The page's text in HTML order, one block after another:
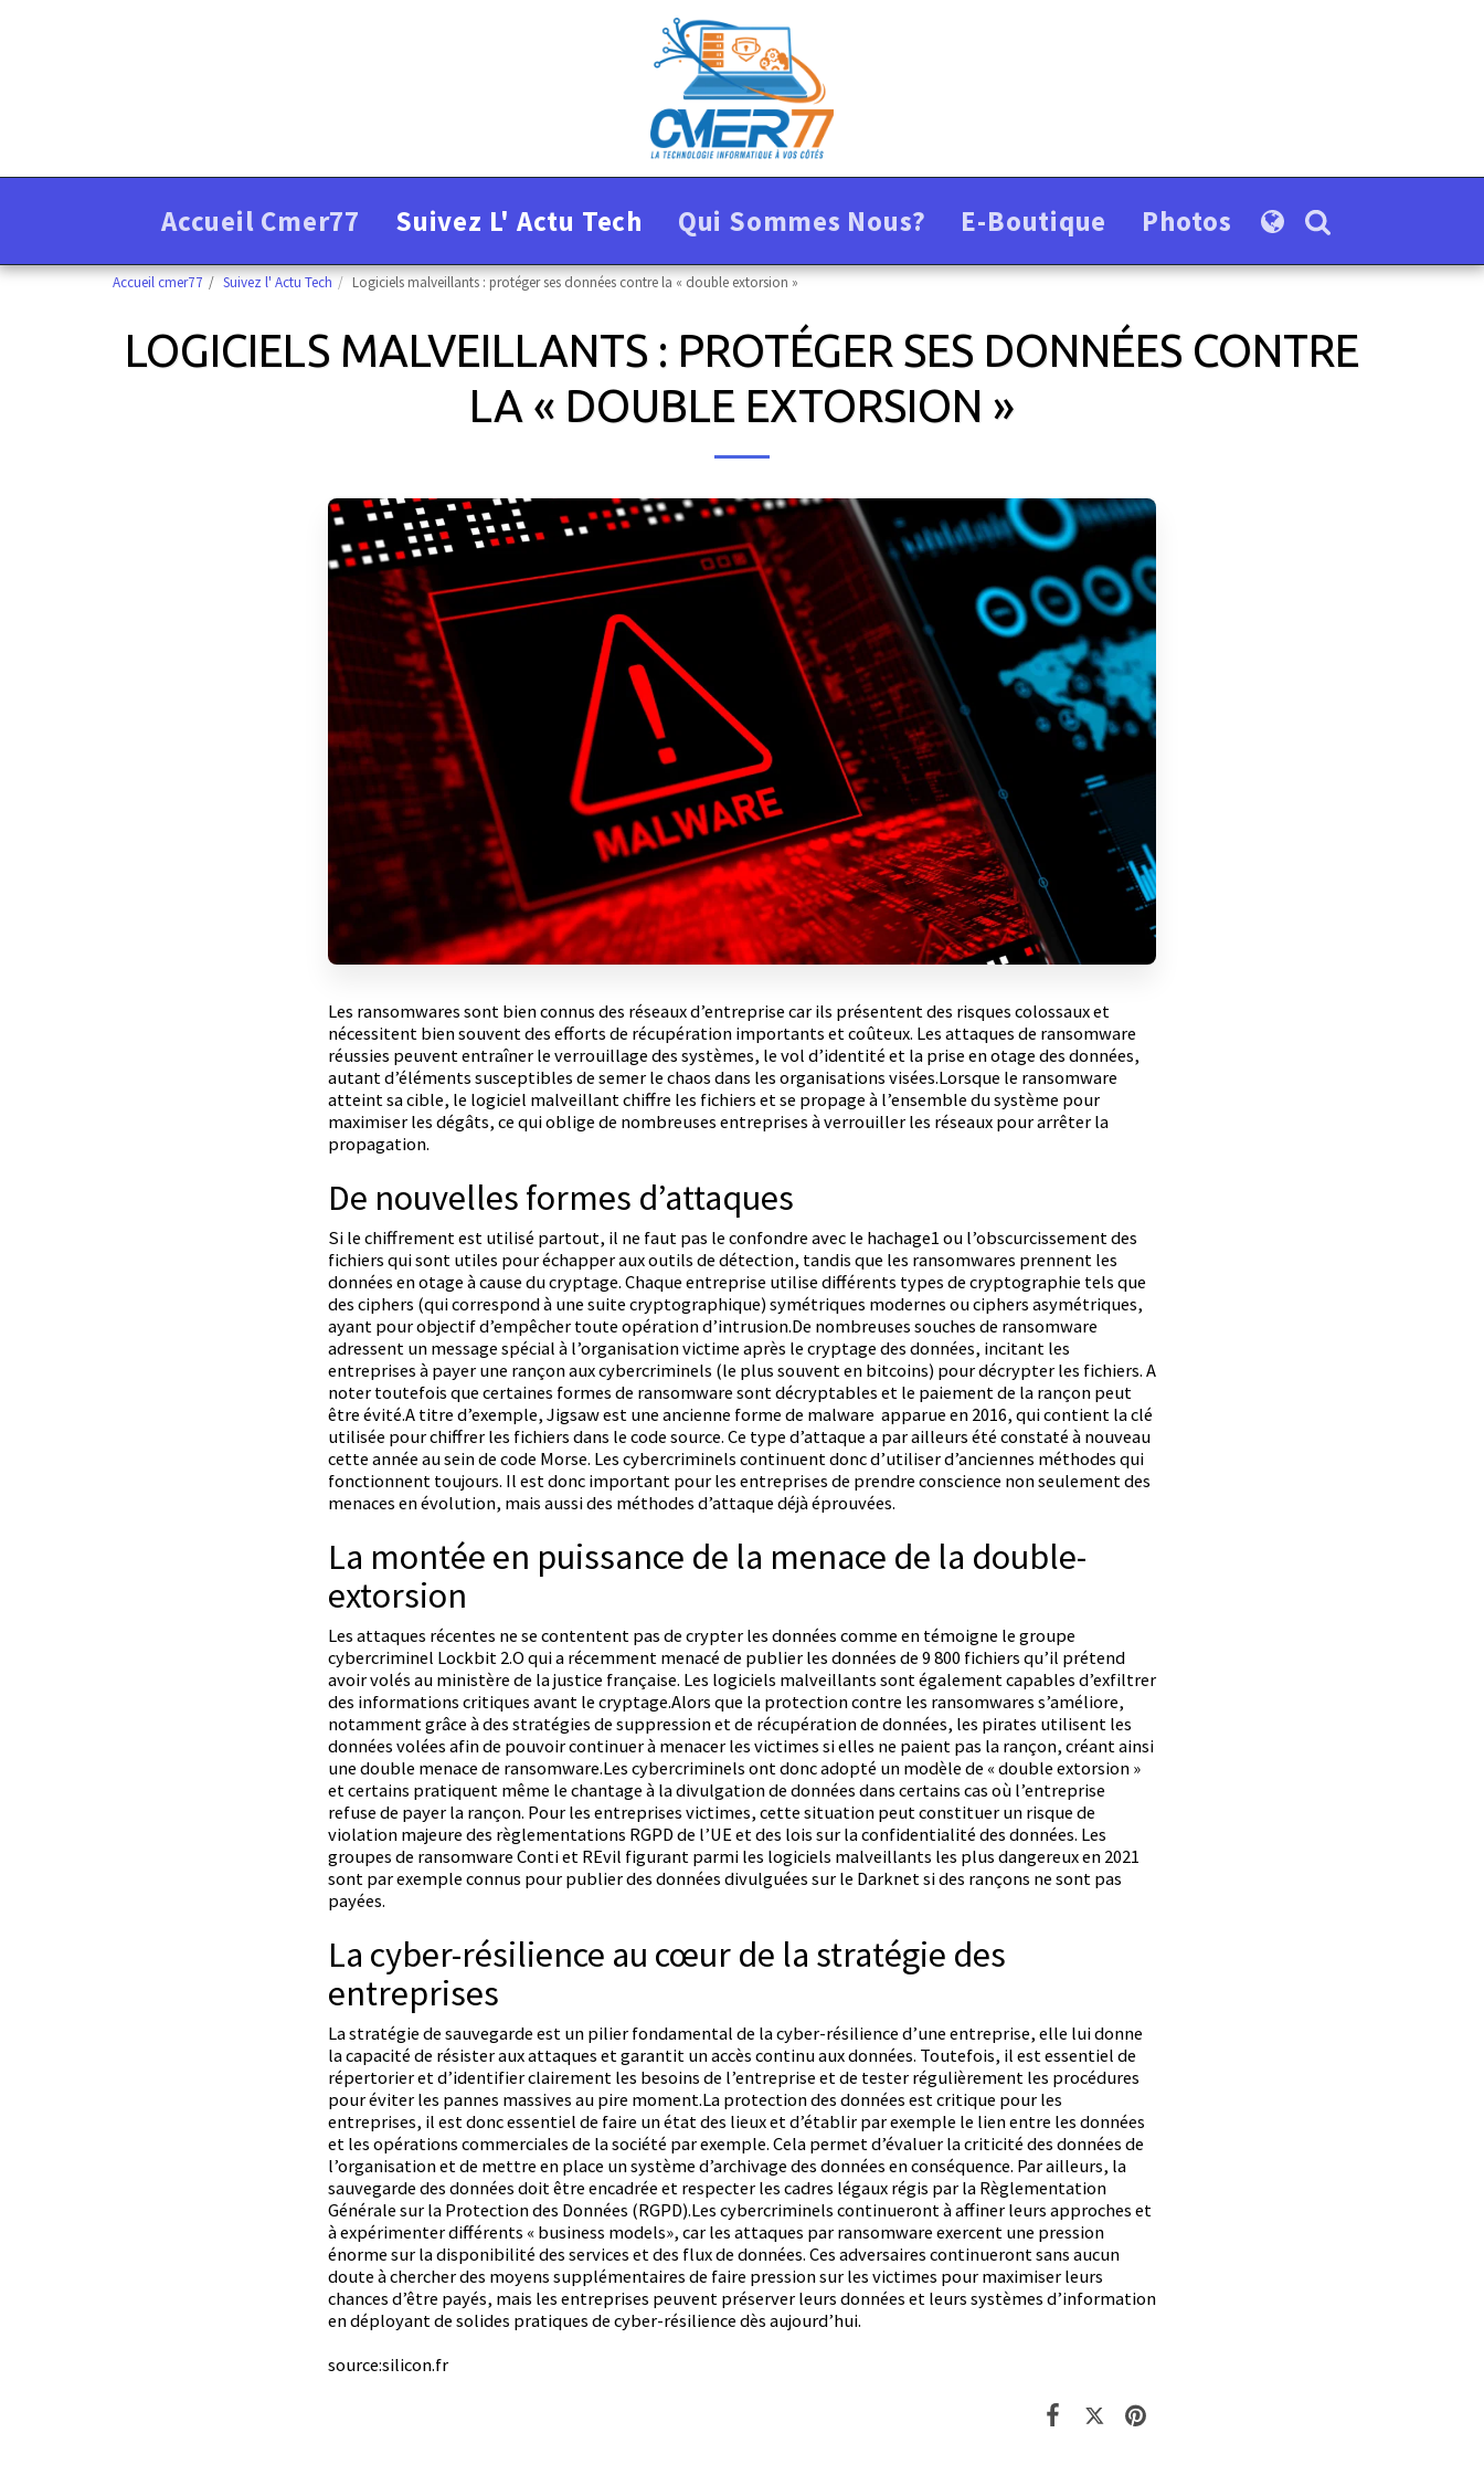
Accueil Cmer77 Suivez L' Actu Tech Qui Sommes Nous? E-Boutique Photos
Accueil cmer77 Suivez l' Actu Tech Logiciels malveillants : protéger ses données contre la « double extorsion »
LOGICIELS MALVEILLANTS : PROTÉGER SES DONNÉES CONTRE
LA « DOUBLE EXTORSION »
Les ransomwares sont bien connus des réseaux d’entreprise car ils présentent des risques colossaux et
nécessitent bien souvent des efforts de récupération importants et coûteux. Les attaques de ransomware
réussies peuvent entraîner le verrouillage des systèmes, le vol d’identité et la prise en otage des données,
autant d’éléments susceptibles de semer le chaos dans les organisations visées.Lorsque le ransomware
atteint sa cible, le logiciel malveillant chiffre les fichiers et se propage à l’ensemble du système pour
maximiser les dégâts, ce qui oblige de nombreuses entreprises à verrouiller les réseaux pour arrêter la
propagation.
De nouvelles formes d’attaques
Si le chiffrement est utilisé partout, il ne faut pas le confondre avec le hachage1 ou l’obscurcissement des
fichiers qui sont utiles pour échapper aux outils de détection, tandis que les ransomwares prennent les
données en otage à cause du cryptage. Chaque entreprise utilise différents types de cryptographie tels que
des ciphers (qui correspond à une suite cryptographique) symétriques modernes ou ciphers asymétriques,
ayant pour objectif d’empêcher toute opération d’intrusion.De nombreuses souches de ransomware
adressent un message spécial à l’organisation victime après le cryptage des données, incitant les
entreprises à payer une rançon aux cybercriminels (le plus souvent en bitcoins) pour décrypter les fichiers. A
noter toutefois que certaines formes de ransomware sont décryptables et le paiement de la rançon peut
être évité.A titre d’exemple, Jigsaw est une ancienne forme de malware apparue en 2016, qui contient la clé
utilisée pour chiffrer les fichiers dans le code source. Ce type d’attaque a par ailleurs été constaté à nouveau
cette année au sein de code Morse. Les cybercriminels continuent donc d’utiliser d’anciennes méthodes qui
fonctionnent toujours. Il est donc important pour les entreprises de prendre conscience non seulement des
menaces en évolution, mais aussi des méthodes d’attaque déjà éprouvées.
La montée en puissance de la menace de la double-
extorsion
Les attaques récentes ne se contentent pas de crypter les données comme en témoigne le groupe
cybercriminel Lockbit 2.O qui a récemment menacé de publier les données de 9 800 fichiers qu’il prétend
avoir volés au ministère de la justice française. Les logiciels malveillants sont également capables d’exfiltrer
des informations critiques avant le cryptage.Alors que la protection contre les ransomwares s’améliore,
notamment grâce à des stratégies de suppression et de récupération de données, les pirates utilisent les
données volées afin de pouvoir continuer à menacer les victimes si elles ne paient pas la rançon, créant ainsi
une double menace de ransomware.Les cybercriminels ont donc adopté un modèle de « double extorsion »
et certains pratiquent même le chantage à la divulgation de données dans certains cas où l’entreprise
refuse de payer la rançon. Pour les entreprises victimes, cette situation peut constituer un risque de
violation majeure des règlementations RGPD de l’UE et des lois sur la confidentialité des données. Les
groupes de ransomware Conti et REvil figurant parmi les logiciels malveillants les plus dangereux en 2021
sont par exemple connus pour publier des données divulguées sur le Darknet si des rançons ne sont pas
payées.
La cyber-résilience au cœur de la stratégie des
entreprises
La stratégie de sauvegarde est un pilier fondamental de la cyber-résilience d’une entreprise, elle lui donne
la capacité de résister aux attaques et garantit un accès continu aux données. Toutefois, il est essentiel de
répertorier et d’identifier clairement les besoins de l’entreprise et de tester régulièrement les procédures
pour éviter les pannes massives au pire moment.La protection des données est critique pour les
entreprises, il est donc essentiel de faire un état des lieux et d’établir par exemple le lien entre les données
et les opérations commerciales de la société par exemple. Cela permet d’évaluer la criticité des données de
l’organisation et de mettre en place un système d’archivage des données en conséquence. Par ailleurs, la
sauvegarde des données doit être encadrée et respecter les cadres légaux régis par la Règlementation
Générale sur la Protection des Données (RGPD).Les cybercriminels continueront à affiner leurs approches et
à expérimenter différents « business models», car les attaques par ransomware exercent une pression
énorme sur la disponibilité des services et des flux de données. Ces adversaires continueront sans aucun
doute à chercher des moyens supplémentaires de faire pression sur les victimes pour maximiser leurs
chances d’être payés, mais les entreprises peuvent préserver leurs données et leurs systèmes d’information
en déployant de solides pratiques de cyber-résilience dès aujourd’hui.
source:silicon.fr